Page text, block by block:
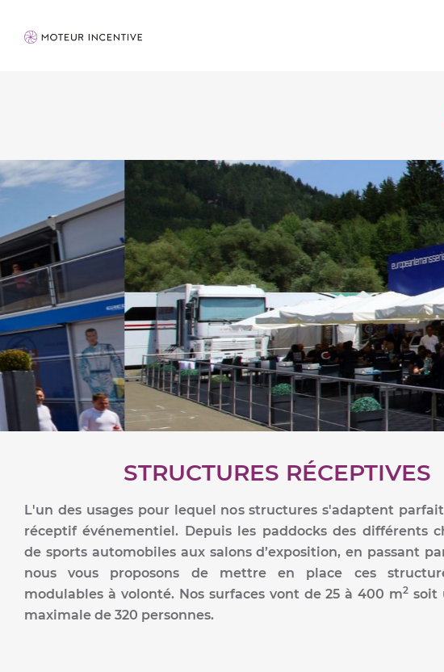
STRUCTURES RÉCEPTIVES
L'un des usages pour lequel nos structures s'adaptent
réceptif événementiel. Depuis les paddocks des différents
de sports automobiles aux salons d’exposition, en passant
nous vous proposons de mettre en place ces
modulables à volonté. Nos surfaces vont de 25 à 400 m2 soit
maximale de 320 personnes.